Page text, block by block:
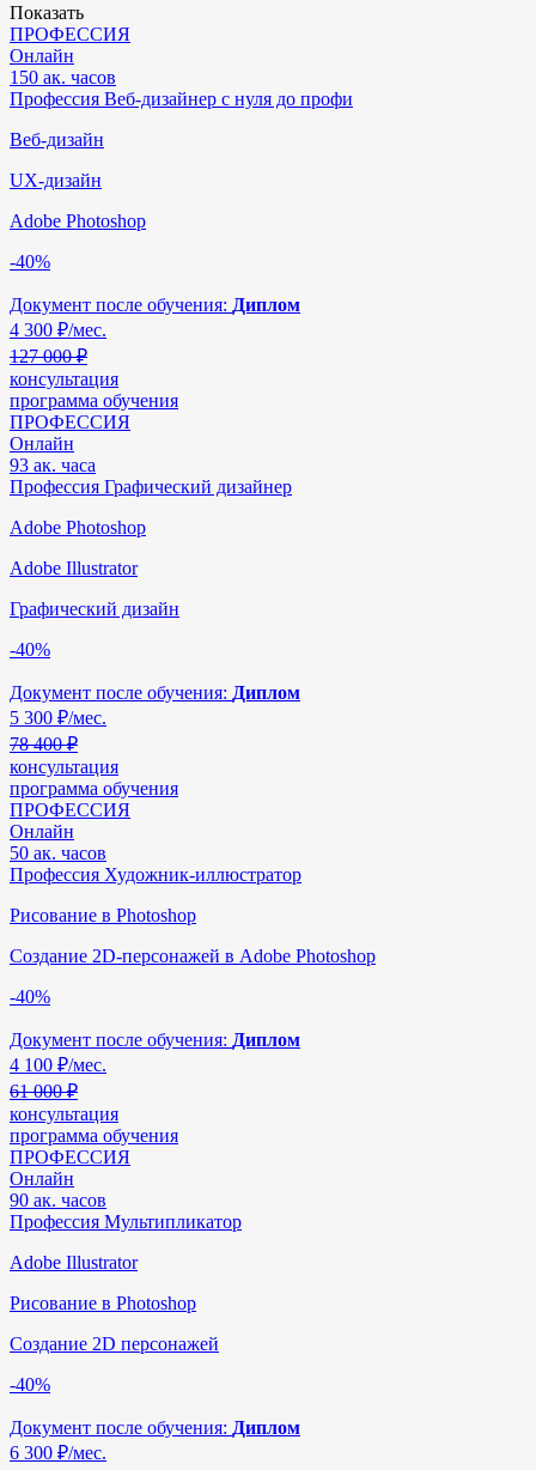
Показать
ПРОФЕССИЯ
Онлайн
150 ак. часов
Профессия Веб-дизайнер с нуля до профи
Веб-дизайн
UX-дизайн
Adobe Photoshop
-40%
Документ после обучения: Диплом
4 300 ₽/мес.
127 000 ₽
консультация
программа обучения
ПРОФЕССИЯ
Онлайн
93 ак. часа
Профессия Графический дизайнер
Adobe Photoshop
Adobe Illustrator
Графический дизайн
-40%
Документ после обучения: Диплом
5 300 ₽/мес.
78 400 ₽
консультация
программа обучения
ПРОФЕССИЯ
Онлайн
50 ак. часов
Профессия Художник-иллюстратор
Рисование в Photoshop
Создание 2D-персонажей в Adobe Photoshop
-40%
Документ после обучения: Диплом
4 100 ₽/мес.
61 000 ₽
консультация
программа обучения
ПРОФЕССИЯ
Онлайн
90 ак. часов
Профессия Мультипликатор
Adobe Illustrator
Рисование в Photoshop
Создание 2D персонажей
-40%
Документ после обучения: Диплом
6 300 ₽/мес.